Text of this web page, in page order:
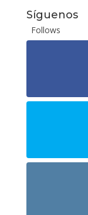
Síguenos
Follows